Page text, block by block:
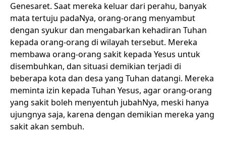
Genesaret. Saat mereka keluar dari perahu, banyak
mata tertuju padaNya, orang-orang menyambut
dengan syukur dan mengabarkan kehadiran Tuhan
kepada orang-orang di wilayah tersebut. Mereka
membawa orang-orang sakit kepada Yesus untuk
disembuhkan, dan situasi demikian terjadi di
beberapa kota dan desa yang Tuhan datangi. Mereka
meminta izin kepada Tuhan Yesus, agar orang-orang
yang sakit boleh menyentuh jubahNya, meski hanya
ujungnya saja, karena dengan demikian mereka yang
sakit akan sembuh.